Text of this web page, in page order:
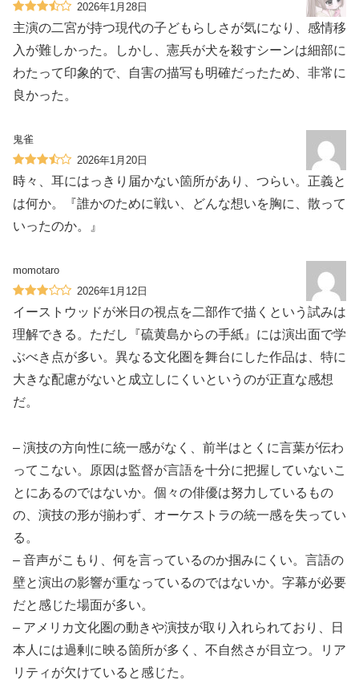
2026年1月28日
主演の二宮が持つ現代の子どもらしさが気になり、感情移
入が難しかった。しかし、憲兵が犬を殺すシーンは細部に
わたって印象的で、自害の描写も明確だったため、非常に
良かった。
鬼雀
2026年1月20日
時々、耳にはっきり届かない箇所があり、つらい。正義と
は何か。『誰かのために戦い、どんな想いを胸に、散って
いったのか。』
momotaro
2026年1月12日
イーストウッドが米日の視点を二部作で描くという試みは
理解できる。ただし『硫黄島からの手紙』には演出面で学
ぶべき点が多い。異なる文化圏を舞台にした作品は、特に
大きな配慮がないと成立しにくいというのが正直な感想
だ。
– 演技の方向性に統一感がなく、前半はとくに言葉が伝わ
ってこない。原因は監督が言語を十分に把握していないこ
とにあるのではないか。個々の俳優は努力しているもの
の、演技の形が揃わず、オーケストラの統一感を失ってい
る。
– 音声がこもり、何を言っているのか掴みにくい。言語の
壁と演出の影響が重なっているのではないか。字幕が必要
だと感じた場面が多い。
– アメリカ文化圏の動きや演技が取り入れられており、日
本人には過剰に映る箇所が多く、不自然さが目立つ。リア
リティが欠けていると感じた。